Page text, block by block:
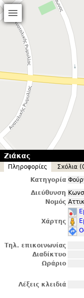
Ζιάκας
Πληροφορίες
Σxόλια
Κατηγορία
Διεύθυνση
Νομός
Χάρτης
Τηλ. επικοινωνίας
Διαδίκτυο
Ωράριο
Λέξεις κλειδιά